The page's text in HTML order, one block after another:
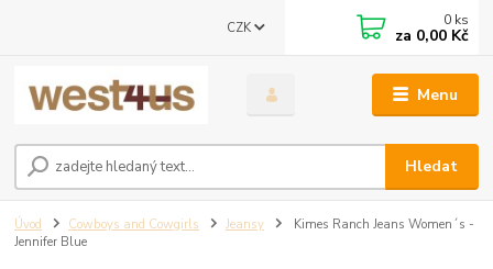
Menu
CZK
Hledat
0 ks
za 0,00 Kč
Úvod Cowboys and Cowgirls Jeansy
Kimes Ranch Jeans Women´s -
Jennifer Blue